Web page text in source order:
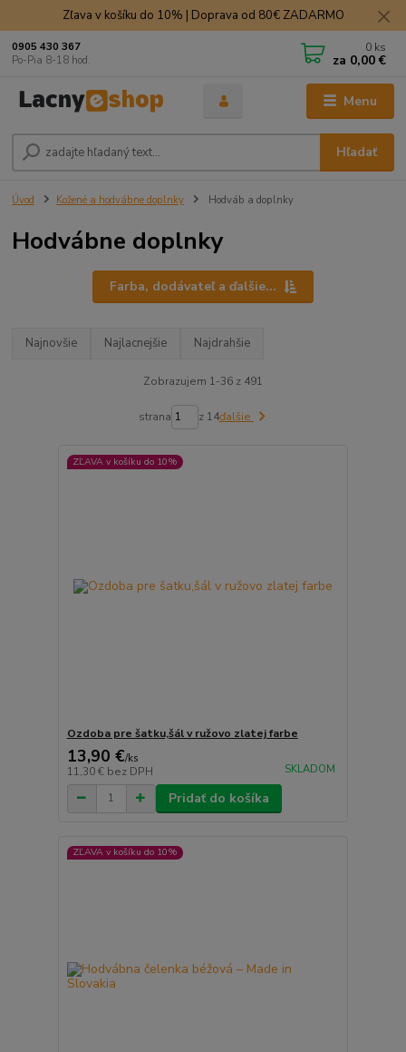
Zľava v košíku do 10% | Doprava od 80€ ZADARMO
Menu
Hľadať
0905 430 367
Po-Pia 8-18 hod.
0 ks
za 0,00 €
Úvod Kožené a hodvábne doplnky Hodváb a doplnky
Hodvábne doplnky
Farba, dodávateľ a ďalšie...
Najnovšie Najlacnejšie Najdrahšie
Zobrazujem 1-36 z 491
strana z 14ďalšie
ZĽAVA v košíku do 10%
Ozdoba pre šatku,šál v ružovo zlatej farbe
13,90 €/ks
11,30 € bez DPH SKLADOM
Pridať do košíka
ZĽAVA v košíku do 10%